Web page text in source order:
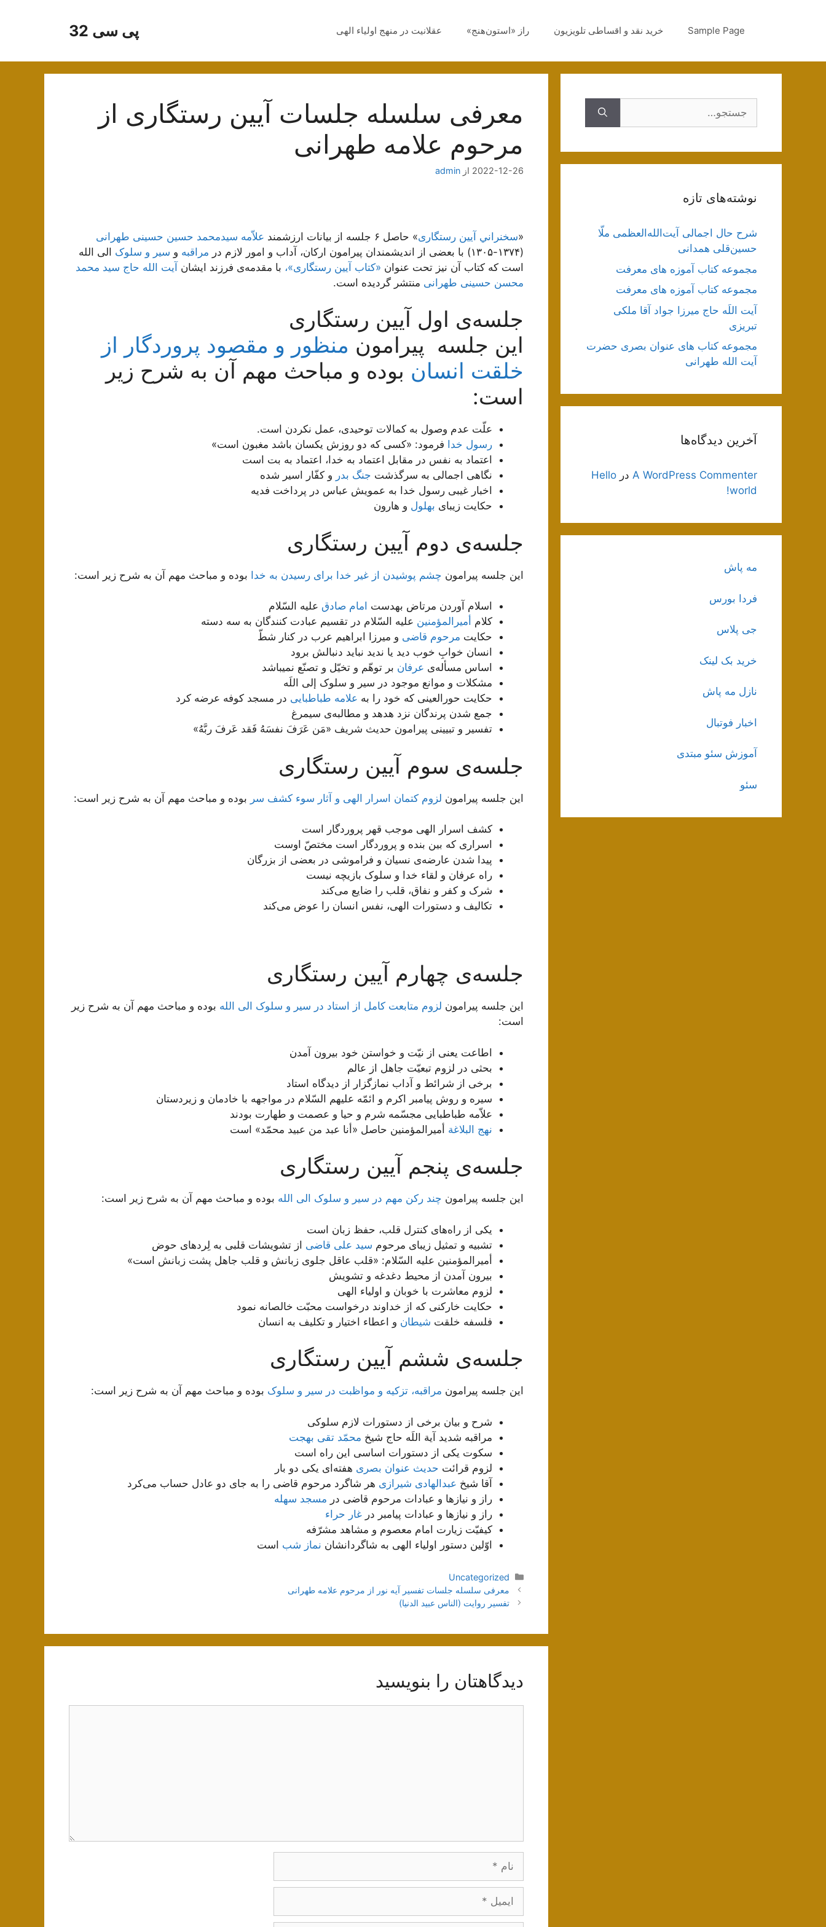
پی سی 32 Sample Page خرید نقد و اقساطی تلویزیون راز «استون‌هنج» عقلانیت در منهج اولیاء الهی
معرفی سلسله جلسات آیین رستگاری از
مرحوم علامه طهرانی
2022-12-26 از admin
«سخنراني آیین رستگاری» حاصل ۶ جلسه از بیانات ارزشمند
علاّمه سیدمحمد حسین حسینی طهرانی
(۱۳۷۴-۱۳۰۵) با بعضی از اندیشمندان پیرامون ارکان، آداب و امور لازم در
مراقبه و سیر و سلوک الی الله
است که کتاب آن نیز تحت عنوان «کتاب آیین رستگاری»، با مقدمه‌ی فرزند ایشان آیت الله حاج سید محمد
محسن حسینی طهرانی منتشر گردیده است.
جلسه‌ی اول آیین رستگاری
این جلسه پیرامون منظور و مقصود پروردگار از
خلقت انسان بوده و مباحث مهم آن به شرح زیر
است:
علّت عدم وصول به کمالات توحیدی، عمل نکردن است.
رسول خدا فرمود: «کسی که دو روزش یکسان باشد مغبون است»
اعتماد به نفس در مقابل اعتماد به خدا، اعتماد به بت است
نگاهی اجمالی به سرگذشت جنگ بدر و کفّار اسیر شده
اخبار غیبی رسول خدا به عمویش عباس در پرداخت فدیه
حکایت زیبای بهلول و هارون
جلسه‌ی دوم آیین رستگاری
این جلسه پیرامون چشم پوشیدن از غیر خدا برای رسیدن به خدا بوده و مباحث مهم آن به شرح زیر است:
اسلام آوردن مرتاض به‏دست امام صادق علیه السّلام
کلام أمیرالمؤمنین علیه السّلام در تقسیم عبادت کنندگان به سه دسته
حکایت مرحوم قاضی و میرزا ابراهیم عرب در کنار شطّ
انسان خوابِ خوب دید یا ندید نباید دنبالش برود
اساس مسأله‌ی عرفان بر توهّم و تخیّل و تصنّع نمی‏باشد
مشکلات و موانع موجود در سیر و سلوک إلی اللَه
حکایت حورالعینی که خود را به علامه طباطبایی در مسجد کوفه عرضه کرد
جمع شدن پرندگان نزد هدهد و مطالبه‌ی سیمرغ
تفسیر و تبیینی پیرامون حدیث شریف «مَن عَرَفَ نفسَهُ فَقد عَرفَ ربَّهُ»
جلسه‌ی سوم آیین رستگاری
این جلسه پیرامون لزوم كتمان اسرار الهى و آثار سوء كشف سر بوده و مباحث مهم آن به شرح زیر است:
کشف اسرار الهی موجب قهر پروردگار است
اسراری که بین بنده و پروردگار است مختصّ اوست
پیدا شدن عارضه‌ی نسیان و فراموشی در بعضی از بزرگان
راه عرفان و لقاء خدا و سلوک بازیچه نیست
شرک و کفر و نفاق، قلب را ضایع می‌کند
تکالیف و دستورات الهی، نفس انسان را عوض می‌کند
جلسه‌ی چهارم آیین رستگاری
این جلسه پیرامون لزوم متابعت کامل از استاد در سیر و سلوک الی الله بوده و مباحث مهم آن به شرح زیر
است:
اطاعت یعنی از نیّت و خواستن خود بیرون آمدن‌
بحثی در لزوم تبعیّت جاهل از عالم
برخی از شرائط و آداب نمازگزار از دیدگاه استاد
سیره و روش پیامبر اکرم و ائمّه علیهم السّلام در مواجهه با خادمان و زیردستان
علاّمه طباطبایی مجسّمه شرم و حیا و عصمت و طهارت بودند
نهج البلاغة أمیرالمؤمنین حاصل «أنا عبد من عبید محمّد» است
جلسه‌ی پنجم آیین رستگاری
این جلسه پیرامون چند رکن مهم در سیر و سلوک الی الله بوده و مباحث مهم آن به شرح زیر است:
یکی از راه‌های کنترل قلب، حفظ زبان است
تشبیه و تمثیل زیبای مرحوم سید علی قاضی از تشویشات قلبی به لِردهای حوض
أمیرالمؤمنین علیه السّلام: «قلب عاقل جلوی زبانش و قلب جاهل پشت زبانش است»
بیرون آمدن از محیط دغدغه و تشویش
لزوم معاشرت با خوبان و اولیاء الهی
حکایت خارکنی که از خداوند درخواست محبّت خالصانه نمود
فلسفه خلقت شیطان و اعطاء اختیار و تکلیف به انسان
جلسه‌ی ششم آیین رستگاری
این جلسه پیرامون مراقبه، تزکیه و مواظبت در سیر و سلوک بوده و مباحث مهم آن به شرح زیر است:
شرح و بیان برخی از دستورات لازم سلوکی
مراقبه شدید آیة اللَه حاج شیخ محمّد تقی بهجت
سکوت یکی از دستورات اساسی این راه است
لزوم قرائت حدیث عنوان بصری هفته‌ای یکی دو بار
آقا شیخ عبدالهادی شیرازی هر شاگرد مرحوم قاضی را به جای دو عادل حساب می‌کرد
راز و نیاز‌ها و عبادات مرحوم قاضی در مسجد سهله
راز و نیاز‌ها و عبادات پیامبر در غار حراء
کیفیّت زیارت امام معصوم و مشاهد مشرّفه
اوّلین دستور اولیاء الهی به شاگردانشان نماز شب است
دسته‌ها
Uncategorized
ناوبری
نوشته‌ها
معرفی سلسله جلسات تفسیر آیه نور از مرحوم علامه طهرانی
تفسير روايت (الناس عبيد الدنيا)
دیدگاهتان را بنویسید
نوشته‌های تازه
شرح حال اجمالی آیت‌الله‌العظمی ملّا
حسین‌قلی همدانی
مجموعه کتاب آموزه های معرفت
مجموعه کتاب آموزه های معرفت
آیت اللَه حاج میرزا جواد آقا ملکی
تبریزی
مجموعه کتاب های عنوان بصری حضرت
آیت الله طهرانی
آخرین دیدگاه‌ها
A WordPress Commenter در Hello
world!
مه پاش
فردا بورس
جی پلاس
خرید بک لینک
نازل مه پاش
اخبار فوتبال
آموزش سئو مبتدی
سئو